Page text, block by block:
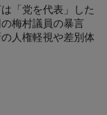
「党を代表」した
梅村議員の暴言
人権軽視や差別体